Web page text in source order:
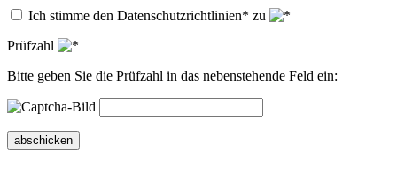
Ich stimme den Datenschutzrichtlinien* zu
Prüfzahl
Bitte geben Sie die Prüfzahl in das nebenstehende Feld ein:
abschicken